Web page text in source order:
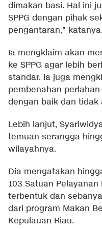
dimakan basi. Hal ini
SPPG dengan pihak
pengantaran," katanya.
Ia mengklaim akan
ke SPPG agar lebih
standar. Ia juga
pembenahan
dengan baik dan tidak
Lebih lanjut,
temuan serangga
wilayahnya.
Dia mengatakan
103 Satuan Pelayanan
terbentuk dan
dari program Makan
Kepulauan Riau.